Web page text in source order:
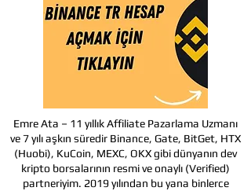
Emre Ata – 11 yıllık Affiliate Pazarlama Uzmanı
ve 7 yılı aşkın süredir Binance, Gate, BitGet, HTX
(Huobi), KuCoin, MEXC, OKX gibi dünyanın dev
kripto borsalarının resmi ve onaylı (Verified)
partneriyim. 2019 yılından bu yana binlerce